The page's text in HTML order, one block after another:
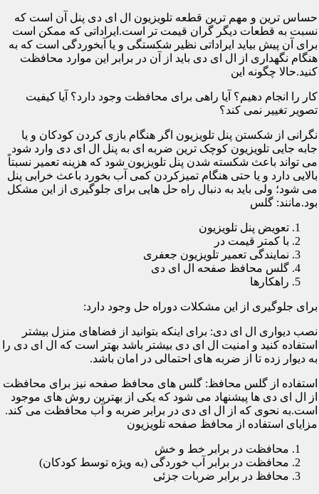
حساس ترین و مهم ترین قطعه تلویزیون ال ای دی پنل آن است که
نسبت به قطعات دیگر گران قیمت تر است.ایراداتی که ممکن است
برای آن پیش بیاید ایراداتی نظیر شکستگی و یا آبخوردگی است که به
هنگام نگهداری از ال ای دی باید از آن در برابر این موارد محافظت
کنید.حالا چگونه این
کار را انجام دهیم؟ آیا راهی برای محافظت وجود دارد؟ آیا کیفیت
تصویر تغییر نمی کند؟
نگرانی از شکستن پنل تلویزیون اگر هنگام بازی کردن کودکان و یا
جابه جایی تلویزیون کوچک ترین ضربه ای به پنل ال ای دی وارد شود
می تواند باعث شکسته شدن پنل تلویزیون شود که هزینه تعمیر نسبتاً
بالایی دارد و یا حتی هنگام تمیزکردن کمی آب بخورد باعث خرابی پنل
می شود؛ ولی باید به دنبال راه حل هایی برای جلوگیری از این مشکل
بود.مانند: گلس
تعویض پنل تلویزیون
با کمتر قیمت در
نمایندگی تعمیر تلویزیون جعفری
گلس محافظ صفحه ال ای دی
راهکارها
برای جلوگیری از این مشکلات دوراه حل وجود دارد:
نصب دیواری ال ای دی: برای اینکه بتوانید از فضاهای منزل بیشتر
استفاده کنید و امنیت ال ای دی بیشتر باشد بهتر است که ال ای دی را
به دیوار زده تا از ضربه های احتمالی در امان باشد.
استفاده از گلس محافظ: گلس های محافظ صفحه نیز برای محافظت
از ال ای دی ها پیشنهاد می شود که یکی از بهترین روش های موجود
است.به نحوی که از ال ای دی در برابر ضربه و آب محافظت می کند.
مزایای استفاده از محافظ صفحه تلویزیون
محافظت در برابر خط و خش
محافظت در برابر آب خوردگی (به ویژه توسط کودکان)
محافظ در برابر ضربات جزئی